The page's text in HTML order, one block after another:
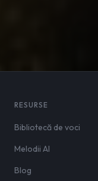
RESURSE
Bibliotecă de voci
Melodii AI
Blog